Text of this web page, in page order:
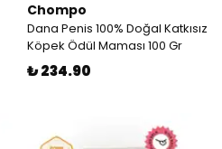
Chompo
Dana Penis 100% Doğal Katkısız
Köpek Ödül Maması 100 Gr
₺ 234.90